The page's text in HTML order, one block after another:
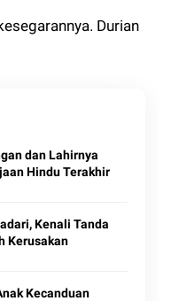
Durian
dan Lahirnya
Hindu Terakhir
Kenali Tanda
Kerusakan
Kecanduan